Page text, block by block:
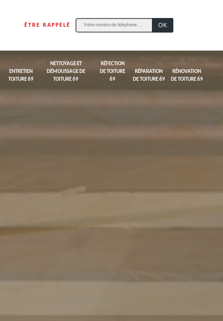
ÊTRE RAPPELÉ
ENTRETIEN
TOITURE 69
NETTOYAGE ET
DÉMOUSSAGE DE
TOITURE 69
RÉFECTION
DE TOITURE
69
RÉPARATION
DE TOITURE 69
RÉNOVATION
DE TOITURE 69